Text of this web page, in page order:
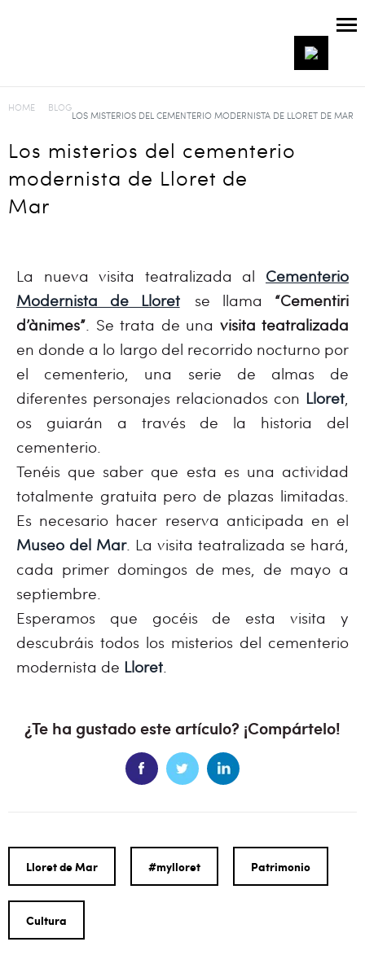
HOME BLOG
LOS MISTERIOS DEL CEMENTERIO MODERNISTA DE LLORET DE MAR
Los misterios del cementerio
modernista de Lloret de
Mar
La nueva visita teatralizada al Cementerio
Modernista de Lloret
se llama “Cementiri
d’ànimes”. Se trata de una visita teatralizada
en donde a lo largo del recorrido nocturno por
el cementerio, una serie de almas de
diferentes personajes relacionados con Lloret,
os guiarán a través de la historia del
cementerio.
Tenéis que saber que esta es una actividad
totalmente gratuita pero de plazas limitadas.
Es necesario hacer reserva anticipada en el
Museo del Mar. La visita teatralizada se hará,
cada primer domingos de mes, de mayo a
septiembre.
Esperamos que gocéis de esta visita y
descubráis todos los misterios del cementerio
modernista de Lloret.
¿Te ha gustado este artículo? ¡Compártelo!
Lloret de Mar #mylloret Patrimonio
Cultura